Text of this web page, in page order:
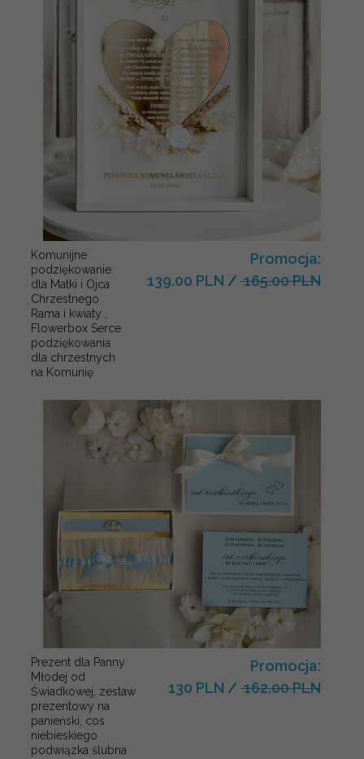
Komunijne
podziękowanie
dla Matki i Ojca
Chrzestnego
Rama i kwiaty ,
Flowerbox Serce
podziękowania
dla chrzestnych
na Komunię
Promocja:
139.00 PLN / 165.00 PLN
Prezent dla Panny
Młodej od
Świadkowej, zestaw
prezentowy na
panieński, cos
niebieskiego
podwiązka ślubna
Promocja:
130 PLN / 162.00 PLN